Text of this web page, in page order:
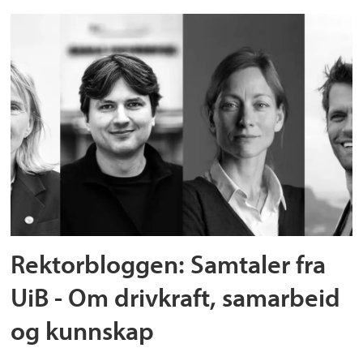
Rektorbloggen: Samtaler fra
UiB - Om drivkraft, samarbeid
og kunnskap